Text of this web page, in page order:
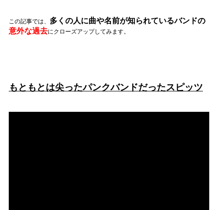
muevoクラウドファンディング
ぶいコミュ！by muevo
ぶいマガ！ by muevo
この記事では、 多くの人に曲や名前が知られているバンドの
意外な過去にクローズアップしてみます。
もともとは尖ったパンクバンドだったスピッツ